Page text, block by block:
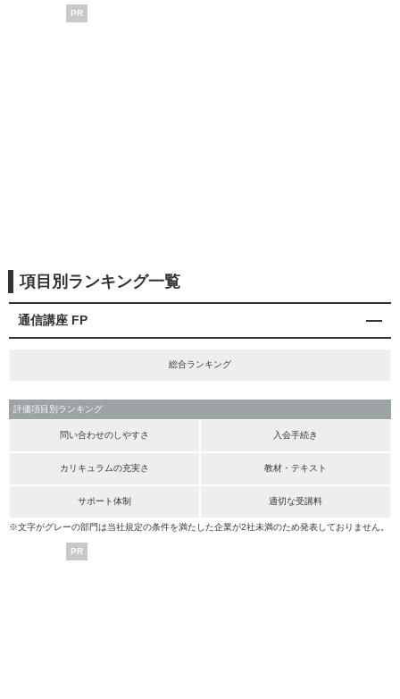
PR
項目別ランキング一覧
通信講座 FP
総合ランキング
評価項目別ランキング
問い合わせのしやすさ 入会手続き
カリキュラムの充実さ 教材・テキスト
サポート体制 適切な受講料
※文字がグレーの部門は当社規定の条件を満たした企業が2社未満のため発表しておりません。
PR